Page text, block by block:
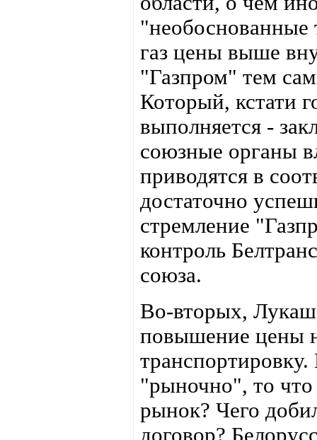
"необоснованные
газ цены выше
"Газпром" тем
Который, кстати
выполняется -
союзные органы
приводятся в
достаточно
стремление
контроль
союза.
Во-вторых,
повышение цены
"рыночно", то
рынок? Чего
договор?